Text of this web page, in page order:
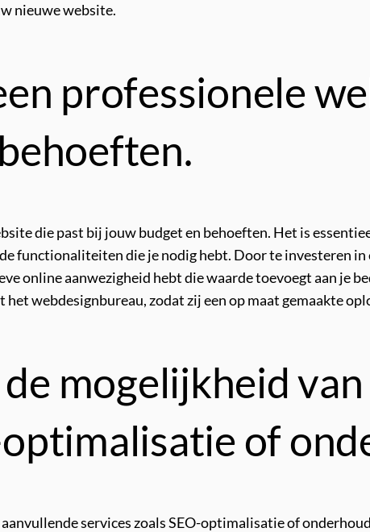
nieuwe website.
professionele
die past bij jouw budget en behoeften. Het is
functionaliteiten die je nodig hebt. Door te investeren
online aanwezigheid hebt die waarde toevoegt aan je
webdesignbureau, zodat zij een op maat gemaakte
mogelijkheid
of
services zoals SEO-optimalisatie of